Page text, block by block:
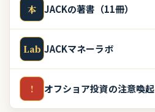
本 JACKの著書（11冊）
Lab JACKマネーラボ
! オフショア投資の注意喚起